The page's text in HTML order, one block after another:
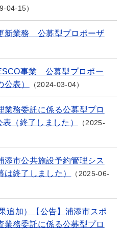
04-15
新業務 公募型プロポーザ
事業 公募型プロポー
表）
2024-03-04
務委託に係る公募型プロ
（終了しました）
2025-
添市公共施設予約管理シス
終了しました）
2025-06-
追加）【公告】浦添市スポ
業務委託に係る公募型プロ